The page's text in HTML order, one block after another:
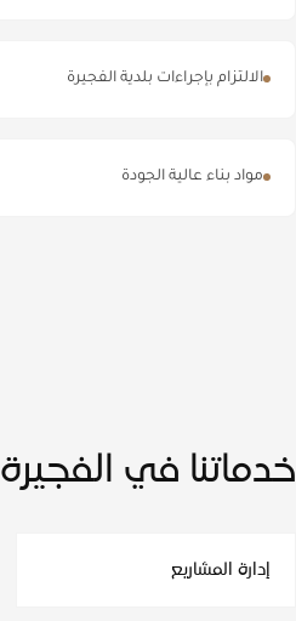
الالتزام بإجراءات بلدية الفجيرة
مواد بناء عالية الجودة
خدماتنا في الفجيرة
إدارة المشاريع